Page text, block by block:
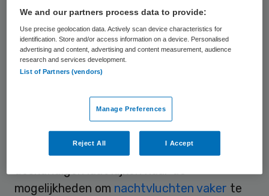
in de wet in het donker vliegen, als sprake is
van noodsituaties. Atsma wil dat het
structureel wordt geregeld, desnoods door
de toestellen een aparte positie in de
Atsma zei verleden week al dat hij
mogelijkheden om nachtvluchten vaker te
We and our partners process data to provide:
Use precise geolocation data. Actively scan device characteristics for
identification. Store and/or access information on a device. Personalised
advertising and content, advertising and content measurement, audience
research and services development.
List of Partners (vendors)
Manage Preferences
Reject All I Accept